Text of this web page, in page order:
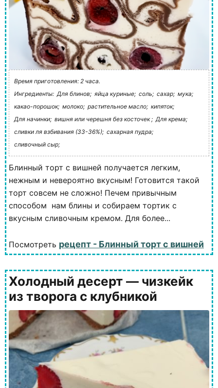
Время приготовления: 2 часа.
Ингредиенты: Для блинов; яйца куриные; соль; сахар; мука;
какао-порошок; молоко; растительное масло; кипяток;
Для начинки; вишня или черешня без косточек ; Для крема;
сливки ля взбивания (33-36%); сахарная пудра;
сливочный сыр;
Блинный торт с вишней получается легким,
нежным и невероятно вкусным! Готовится такой
торт совсем не сложно! Печем привычным
способом нам блины и собираем тортик с
вкусным сливочным кремом. Для более...
Посмотреть рецепт - Блинный торт с вишней
Холодный десерт — чизкейк
из творога с клубникой